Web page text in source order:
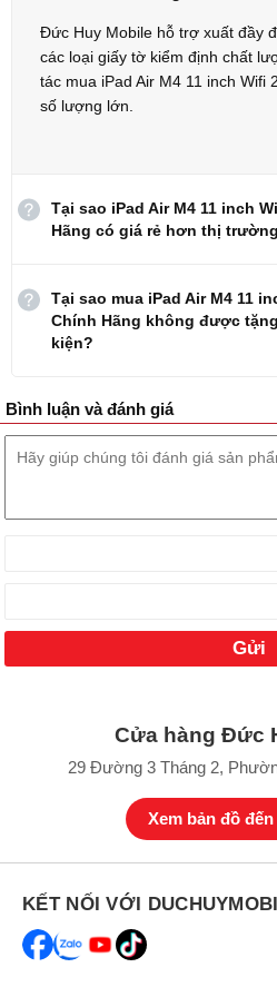
Bảng giá iPad Air M4
Phiên bản
iPad Air M4 11" Wifi 128GB
iPad Air M4 11" Wifi 1TB
là
mạnh và tính di động. Việc Apple
2026 đã xóa bỏ ranh giới về hiệu
thành lựa chọn hàng đầu cho sinh
Dưới đây là đánh giá chi tiết của
trải nghiệm trực tiếp:
Thiết kế sang trọng, đẳng cấp
Tablet này có kích thước 247.6 x
464g làm máy siêu mỏng nhẹ, dễ
Đức Huy Mobile hỗ trợ xuất đầy
các loại giấy tờ kiểm định chất
tác mua iPad Air M4 11 inch Wifi
số lượng lớn.
Tại sao iPad Air M4 11 inch
Hãng có giá rẻ hơn thị
Tại sao mua iPad Air M4 11
Chính Hãng không được
kiện?
Bình luận và đánh giá
Cửa hàng Đức
29 Đường 3 Tháng 2,
Xem bản đồ
KẾT NỐI VỚI